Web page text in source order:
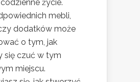
życie.
mebli,
dodatków może
o tym, jak
się czuć w tym
miejscu.